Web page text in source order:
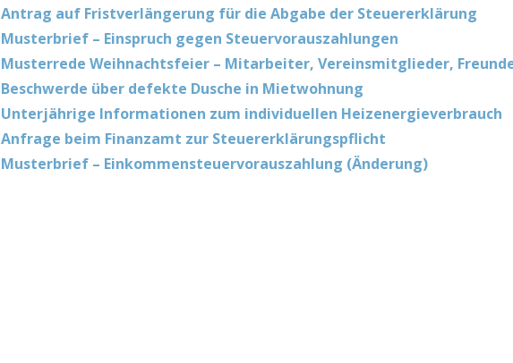
Antrag auf Fristverlängerung für die Abgabe der Steuererklärung
Musterbrief – Einspruch gegen Steuervorauszahlungen
Musterrede Weihnachtsfeier – Mitarbeiter, Vereinsmitglieder,
Beschwerde über defekte Dusche in Mietwohnung
Unterjährige Informationen zum individuellen Heizenergieverbrauch
Anfrage beim Finanzamt zur Steuererklärungspflicht
Musterbrief – Einkommensteuervorauszahlung (Änderung)